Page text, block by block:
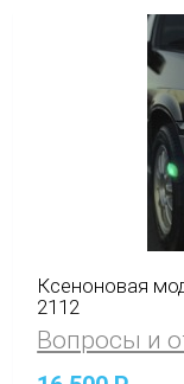
Ксеноновая
2112
Вопросы и